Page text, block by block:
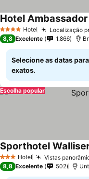
4 EstrelasHotel Localização
Hotel Ambassador
8,8 Excelente 1.866
Selecione as datas
exatos.
Escolha popular
3 EstrelasHotel Vistas
Sporthotel
8,8 Excelente 502